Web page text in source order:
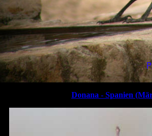
Donana - Spanien